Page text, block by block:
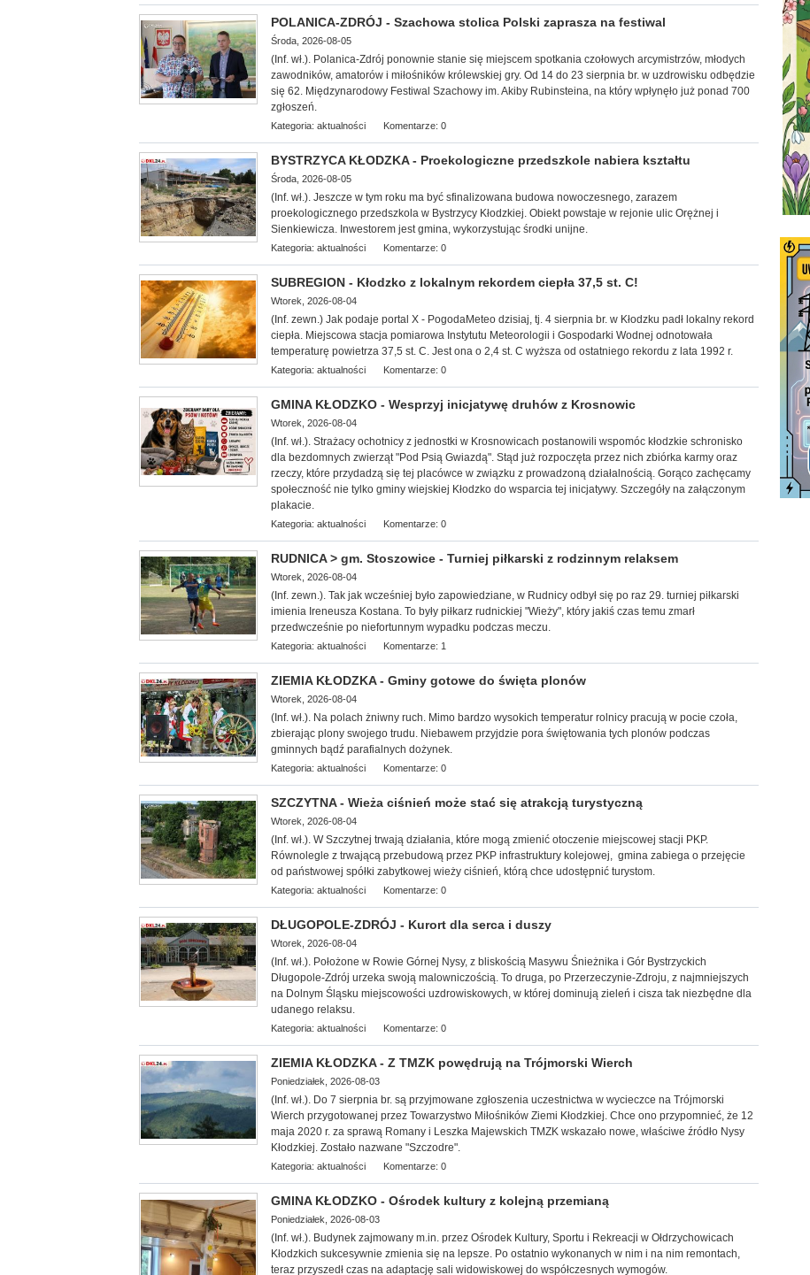
POLANICA-ZDRÓJ - Szachowa stolica Polski zaprasza na festiwal
Środa, 2026-08-05
(Inf. wł.). Polanica-Zdrój ponownie stanie się miejscem spotkania czołowych arcymistrzów, młodych
zawodników, amatorów i miłośników królewskiej gry. Od 14 do 23 sierpnia br. w uzdrowisku odbędzie
się 62. Międzynarodowy Festiwal Szachowy im. Akiby Rubinsteina, na który wpłynęło już ponad 700
zgłoszeń.
Kategoria: aktualności Komentarze: 0
BYSTRZYCA KŁODZKA - Proekologiczne przedszkole nabiera kształtu
Środa, 2026-08-05
(Inf. wł.). Jeszcze w tym roku ma być sfinalizowana budowa nowoczesnego, zarazem
proekologicznego przedszkola w Bystrzycy Kłodzkiej. Obiekt powstaje w rejonie ulic Orężnej i
Sienkiewicza. Inwestorem jest gmina, wykorzystując środki unijne.
Kategoria: aktualności Komentarze: 0
SUBREGION - Kłodzko z lokalnym rekordem ciepła 37,5 st. C!
Wtorek, 2026-08-04
(Inf. zewn.) Jak podaje portal X - PogodaMeteo dzisiaj, tj. 4 sierpnia br. w Kłodzku padł lokalny rekord
ciepła. Miejscowa stacja pomiarowa Instytutu Meteorologii i Gospodarki Wodnej odnotowała
temperaturę powietrza 37,5 st. C. Jest ona o 2,4 st. C wyższa od ostatniego rekordu z lata 1992 r.
Kategoria: aktualności Komentarze: 0
GMINA KŁODZKO - Wesprzyj inicjatywę druhów z Krosnowic
Wtorek, 2026-08-04
(Inf. wł.). Strażacy ochotnicy z jednostki w Krosnowicach postanowili wspomóc kłodzkie schronisko
dla bezdomnych zwierząt "Pod Psią Gwiazdą". Stąd już rozpoczęta przez nich zbiórka karmy oraz
rzeczy, które przydadzą się tej placówce w związku z prowadzoną działalnością. Gorąco zachęcamy
społeczność nie tylko gminy wiejskiej Kłodzko do wsparcia tej inicjatywy. Szczegóły na załączonym
plakacie.
Kategoria: aktualności Komentarze: 0
RUDNICA > gm. Stoszowice - Turniej piłkarski z rodzinnym relaksem
Wtorek, 2026-08-04
(Inf. zewn.). Tak jak wcześniej było zapowiedziane, w Rudnicy odbył się po raz 29. turniej piłkarski
imienia Ireneusza Kostana. To były piłkarz rudnickiej "Wieży", który jakiś czas temu zmarł
przedwcześnie po niefortunnym wypadku podczas meczu.
Kategoria: aktualności Komentarze: 1
ZIEMIA KŁODZKA - Gminy gotowe do święta plonów
Wtorek, 2026-08-04
(Inf. wł.). Na polach żniwny ruch. Mimo bardzo wysokich temperatur rolnicy pracują w pocie czoła,
zbierając plony swojego trudu. Niebawem przyjdzie pora świętowania tych plonów podczas
gminnych bądź parafialnych dożynek.
Kategoria: aktualności Komentarze: 0
SZCZYTNA - Wieża ciśnień może stać się atrakcją turystyczną
Wtorek, 2026-08-04
(Inf. wł.). W Szczytnej trwają działania, które mogą zmienić otoczenie miejscowej stacji PKP.
Równolegle z trwającą przebudową przez PKP infrastruktury kolejowej, gmina zabiega o przejęcie
od państwowej spółki zabytkowej wieży ciśnień, którą chce udostępnić turystom.
Kategoria: aktualności Komentarze: 0
DŁUGOPOLE-ZDRÓJ - Kurort dla serca i duszy
Wtorek, 2026-08-04
(Inf. wł.). Położone w Rowie Górnej Nysy, z bliskością Masywu Śnieżnika i Gór Bystrzyckich
Długopole-Zdrój urzeka swoją malowniczością. To druga, po Przerzeczynie-Zdroju, z najmniejszych
na Dolnym Śląsku miejscowości uzdrowiskowych, w której dominują zieleń i cisza tak niezbędne dla
udanego relaksu.
Kategoria: aktualności Komentarze: 0
ZIEMIA KŁODZKA - Z TMZK powędrują na Trójmorski Wierch
Poniedziałek, 2026-08-03
(Inf. wł.). Do 7 sierpnia br. są przyjmowane zgłoszenia uczestnictwa w wycieczce na Trójmorski
Wierch przygotowanej przez Towarzystwo Miłośników Ziemi Kłodzkiej. Chce ono przypomnieć, że 12
maja 2020 r. za sprawą Romany i Leszka Majewskich TMZK wskazało nowe, właściwe źródło Nysy
Kłodzkiej. Zostało nazwane "Szczodre".
Kategoria: aktualności Komentarze: 0
GMINA KŁODZKO - Ośrodek kultury z kolejną przemianą
Poniedziałek, 2026-08-03
(Inf. wł.). Budynek zajmowany m.in. przez Ośrodek Kultury, Sportu i Rekreacji w Ołdrzychowicach
Kłodzkich su kcesywnie zmienia się na lepsze. Po ostatnio wykonanych w nim i na nim remontach,
teraz przyszedł czas na adaptację sali widowiskowej do współczesnych wymogów.